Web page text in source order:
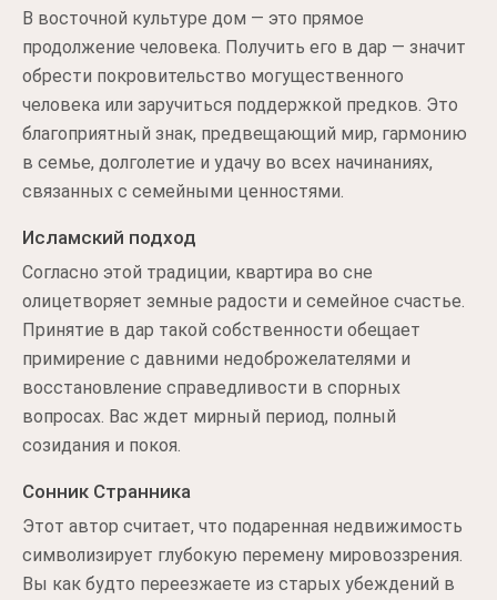
В восточной культуре дом — это прямое
продолжение человека. Получить его в дар — значит
обрести покровительство могущественного
человека или заручиться поддержкой предков. Это
благоприятный знак, предвещающий мир, гармонию
в семье, долголетие и удачу во всех начинаниях,
связанных с семейными ценностями.
Исламский подход
Согласно этой традиции, квартира во сне
олицетворяет земные радости и семейное счастье.
Принятие в дар такой собственности обещает
примирение с давними недоброжелателями и
восстановление справедливости в спорных
вопросах. Вас ждет мирный период, полный
созидания и покоя.
Сонник Странника
Этот автор считает, что подаренная недвижимость
символизирует глубокую перемену мировоззрения.
Вы как будто переезжаете из старых убеждений в